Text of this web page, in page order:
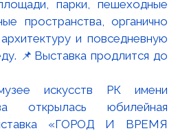
искусств РК имени
открылась юбилейная
«ГОРОД И ВРЕМЯ